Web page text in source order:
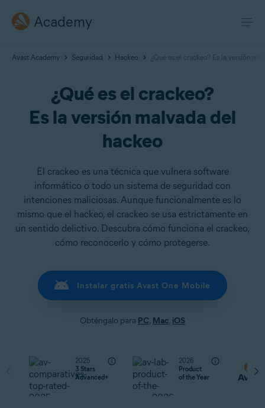
Academy
Avast Academy Seguridad Hackeo ¿Qué es el crackeo? Es la versión
¿Qué es el crackeo?
Es la versión malvada del
hackeo
El crackeo es una técnica que vulnera software
informático o todo un sistema de seguridad con
intenciones maliciosas. Aunque funcionalmente es lo
mismo que el hackeo, el crackeo se usa estrictamente en
un sentido delictivo. Descubra cómo funciona el crackeo,
cómo reconocerlo y cómo protegerse.
Instalar gratis Avast One Mobile
Obténgalo para PC, Mac, iOS
2025
3 Stars
Advanced+
2026
Product
of the Year